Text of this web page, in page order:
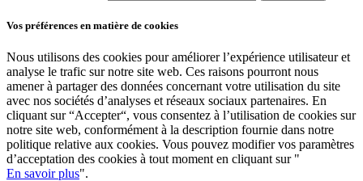
Vos préférences en matière de cookies
Nous utilisons des cookies pour améliorer l’expérience utilisateur et
analyse le trafic sur notre site web. Ces raisons pourront nous
amener à partager des données concernant votre utilisation du site
avec nos sociétés d’analyses et réseaux sociaux partenaires. En
cliquant sur “Accepter“, vous consentez à l’utilisation de cookies sur
notre site web, conformément à la description fournie dans notre
politique relative aux cookies. Vous pouvez modifier vos paramètres
d’acceptation des cookies à tout moment en cliquant sur "
En savoir plus".